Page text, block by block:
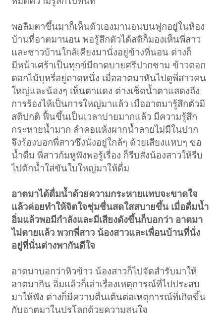
พอลืมตาขึ้นมาก็เห็นตัวเองมานอนบนฟูกอยู่ในห้อง
บ้านที่อาตมานอน พอรู้สึกตัวได้สติก็มองเห็นพี่สาว
และชาวบ้านใกล้เคียงมานั่งอยู่ข้างที่นอน ต่างก็
มีหน้าเศร้าเป็นทุกข์มีถาดบายศรีปากชาม ข้าวตอก
ดอกไม้บุหรี่อยู่ถาดหนึ่ง เมื่ออาตมาหันไปดูพี่สาวคน
ใหญ่และน้องๆ เห็นตาแดง ต่างเช็ดน้ำตาแสดงถึง
การร้องไห้เป็นการใหญ่มาแล้ว เมื่ออาตมารู้สึกตัวมี
สติปกติ ฟื้นขึ้นเป็นเวลาบ่ายมากแล้ว มีความรู้สึก
กระหายน้ำมาก ลำคอแห้งผากน้ำลายไม่มีในปาก
จึงร้องบอกพี่สาวซึ่งนั่งอยู่ใกล้ๆ ด้วยเสียงแหบๆ ขอ
น้ำดื่ม พี่สาวก้มหูฟังพอรู้เรื่อง ก็รีบสั่งน้องสาวให้รีบ
ไปตักน้ำใส่ขันใบใหญ่มาให้ดื่ม
อาตมาได้ดื่มน้ำด้วยความกระหายแทบจะขาดใจ
แล้วค่อยทำให้จิตใจชุ่มชื่นสดใสสบายขึ้น เมื่อดื่มน้ำ
อิ่มแล้วพอมีกำลังและมีเสียงดังขึ้นก็บอกว่า อาตมา
ไม่ตายแล้ว พวกพี่สาว น้องสาวและเพื่อนบ้านที่นั่ง
อยู่ที่นั่นต่างพากันดีใจ
อาตมาบอกว่าหิวข้าว น้องสาวก็ไปจัดสำรับมาให้
อาตมากิน อิ่มแล้วก็เล่าเรื่องเหตุการณ์ที่ไปประสบ
มาให้ฟัง ต่างก็มีความตื่นเต้นต่อเหตุการณ์ที่เกิดขึ้น
กับอาตมาในปรโลกด้วยความสนใจ